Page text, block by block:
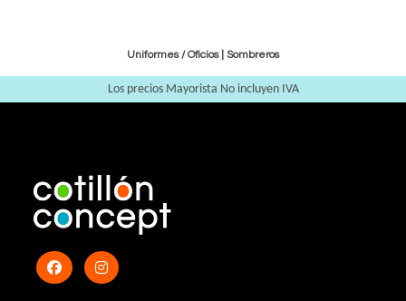
Uniformes / Oficios| Sombreros
Los precios Mayorista No incluyen IVA